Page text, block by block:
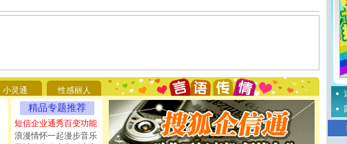
小灵通 性感丽人
精品专题推荐
短信企业通秀百变功能
浪漫情怀一起漫步音乐
你太多，只有给你五千万：千万快乐！千万要健康！千万
要平安！千万要知足！千万不要忘记我！
[圣诞节]不只这样的日子才会想起你,而是这样的日子才
能正大光明地骚扰你,告诉你,圣诞要快乐!新年要快乐!天天
都要快乐噢!
[圣诞节]奉上一颗祝福的心,在这个特别的日子里,愿幸福,
如意,快乐,鲜花,一切美好的祝愿与你同在.圣诞快乐!